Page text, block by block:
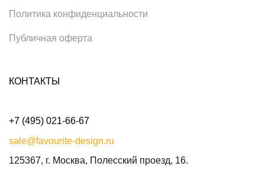
Политика конфиденциальности
Публичная оферта
КОНТАКТЫ
+7 (495) 021-66-67
sale@favourite-design.ru
125367, г. Москва, Полесский проезд, 16.